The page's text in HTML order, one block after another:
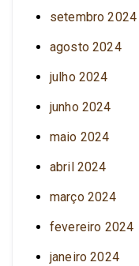
setembro 2024
agosto 2024
julho 2024
junho 2024
maio 2024
abril 2024
março 2024
fevereiro 2024
janeiro 2024